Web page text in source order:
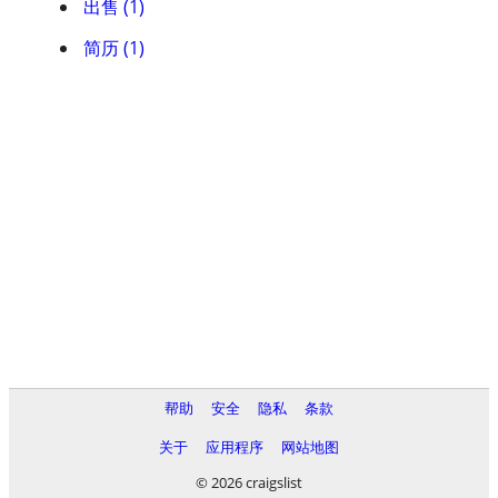
出售 (1)
简历 (1)
帮助 安全 隐私
条款
关于
应用程序
网站地图
© 2026 craigslist